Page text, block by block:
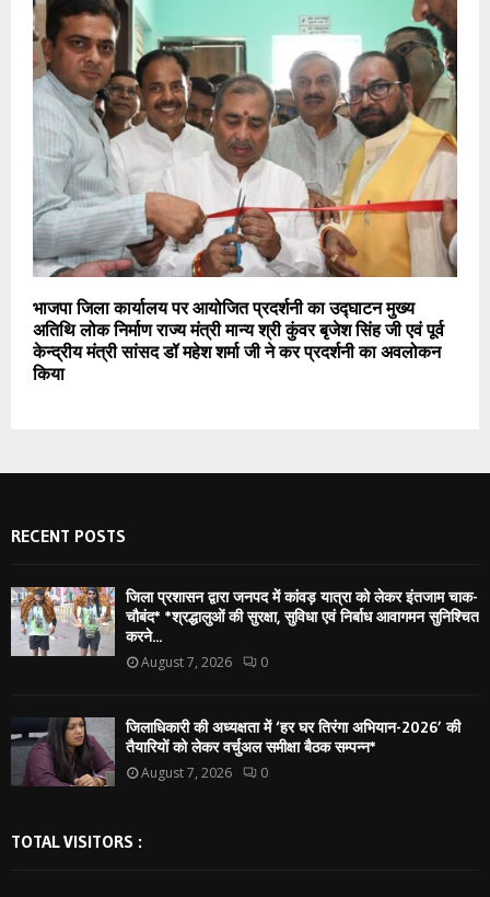
भाजपा जिला कार्यालय पर आयोजित प्रदर्शनी का उद्घाटन मुख्य
अतिथि लोक निर्माण राज्य मंत्री मान्य श्री कुंवर बृजेश सिंह जी एवं पूर्व
केन्द्रीय मंत्री सांसद डॉ महेश शर्मा जी ने कर प्रदर्शनी का अवलोकन
किया
RECENT POSTS
जिला प्रशासन द्वारा जनपद में कांवड़ यात्रा को लेकर इंतजाम चाक-
चौबंद* *श्रद्धालुओं की सुरक्षा, सुविधा एवं निर्बाध आवागमन सुनिश्चित
करने...
August 7, 2026 0
जिलाधिकारी की अध्यक्षता में ‘हर घर तिरंगा अभियान-2026’ की
तैयारियों को लेकर वर्चुअल समीक्षा बैठक सम्पन्न*
August 7, 2026 0
TOTAL VISITORS :